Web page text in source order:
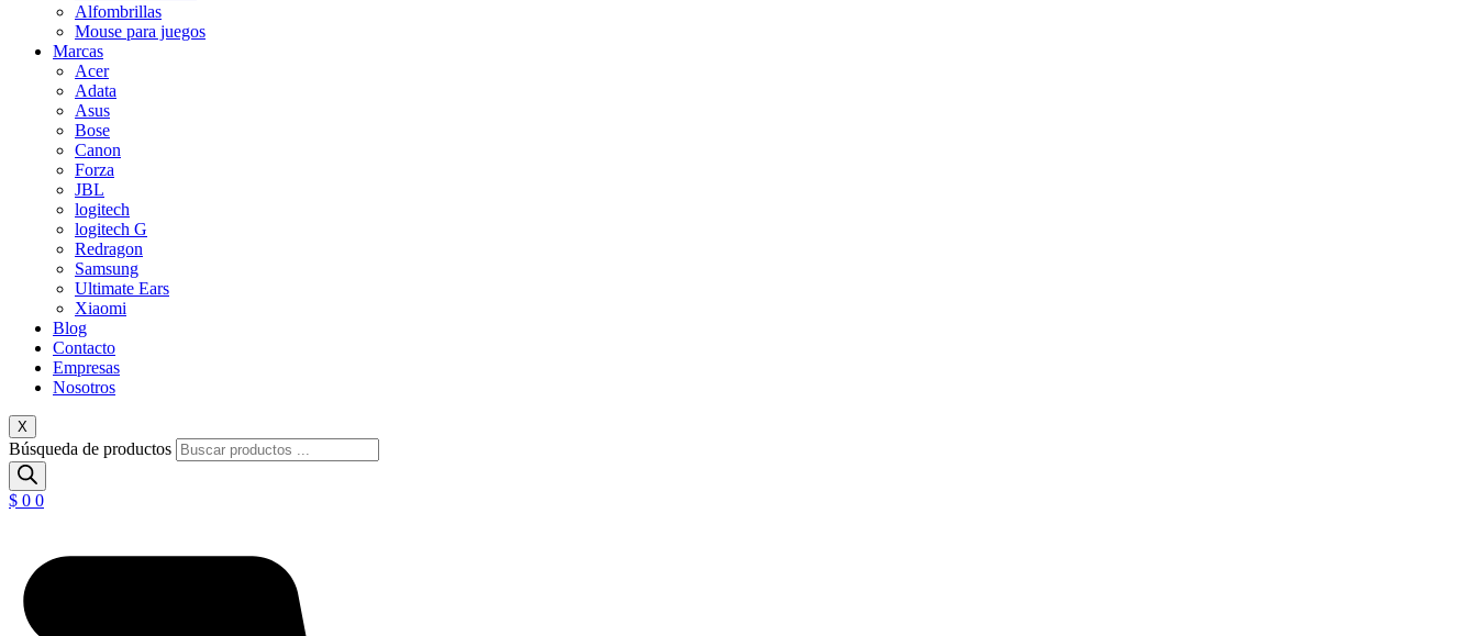
Alfombrillas
Mouse para juegos
Marcas
Acer
Adata
Asus
Bose
Canon
Forza
JBL
logitech
logitech G
Redragon
Samsung
Ultimate Ears
Xiaomi
Blog
Contacto
Empresas
Nosotros
X
Búsqueda de productos
$ 0 0